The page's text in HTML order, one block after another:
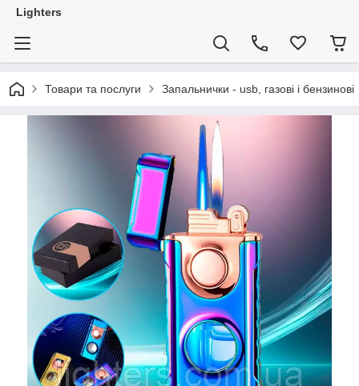
Lighters
Товари та послуги Запальнички - usb, газові і бензинові